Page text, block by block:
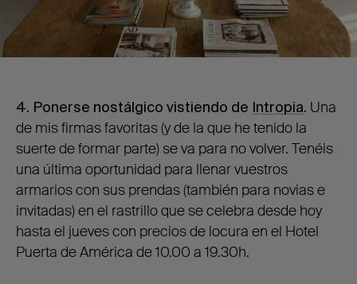
4. Ponerse nostálgico vistiendo de Intropia. Una
de mis firmas favoritas (y de la que he tenido la
suerte de formar parte) se va para no volver. Tenéis
una última oportunidad para llenar vuestros
armarios con sus prendas (también para novias e
invitadas) en el rastrillo que se celebra desde hoy
hasta el jueves con precios de locura en el Hotel
Puerta de América de 10.00 a 19.30h.